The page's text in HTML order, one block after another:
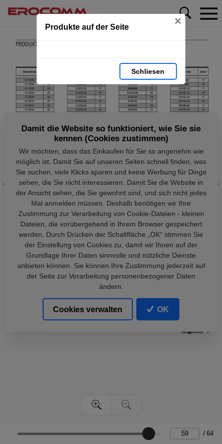
Produkte auf der Seite ×
Schliesen
/ 64
Damit die Website so funktioniert, wie Sie sie
kennen (Cookies zustimmen)
Wir möchten, dass das Einkaufen für Sie so angenehm wie
möglich ist. Damit Sie auf unseren Seiten schnell finden, was
Sie suchen, viele Klicks sparen und keine Werbung für Dinge
sehen, die Sie nicht interessieren. Damit Sie die Website in
der Ansicht sehen, die Sie gewohnt sind, und sich nicht jedes
Mal anmelden müssen. Deshalb benötigen wir Ihre
Zustimmung zur Verarbeitung von Cookie-Dateien - kleinen
Dateien, die vorübergehend in Ihrem Browser gespeichert
werden. Durch Drücken der Schaltfläche „OK“ stimmen Sie
der Einstellung von Cookies zu, damit wir Ihnen auf der
Grundlage Ihrer Daten sinnvolle und nützliche Dienste
anbieten können. Sie können Ihre Zustimmung jederzeit auf
der Seite zur Verarbeitung personenbezogener Daten
ändern.
Cookies verwalten OK